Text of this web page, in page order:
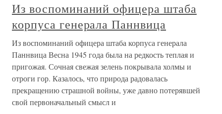
Из воспоминаний офицера штаба
корпуса генерала Паннвица
Из воспоминаний офицера штаба корпуса генерала
Паннвица Весна 1945 года была на редкость теплая и
пригожая. Сочная свежая зелень покрывала холмы и
отроги гор. Казалось, что природа радовалась
прекращению страшной войны, уже давно потерявшей
свой первоначальный смысл и